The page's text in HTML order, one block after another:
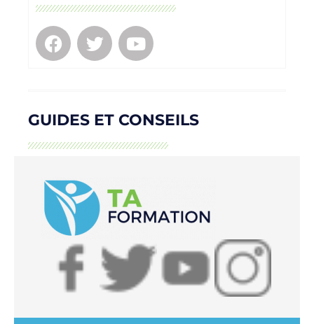
GUIDES ET CONSEILS